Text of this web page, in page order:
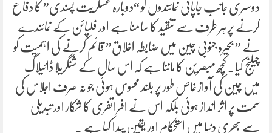
دوسری جانب جاپانی نمائندوں کو “دوبارہ عسکریت پسندی” کا دفاع
کرنے پر ہر طرف سے تنقید کا سامنا ہے اور فلپائن کے نمائندے
نے ” بحیرہ جنوبی چین میں ضابطہ اخلاق” قائم کرنے کی اہمیت کو
چیلنج کیا۔ کچھ مبصرین کا ماننا ہے کہ اس سال کے شنگریلا ڈائیلاگ
میں چین کی آواز خاص طور پر بلند محسوس ہوئی جو نہ صرف اجلاس کی
سمت پر اثر انداز ہوئی بلکہ اس نے افراتفری کا شکار اور تبدیلی
سے بھری دنیا میں استحکام اور یقین پیدا کیا ہے ۔